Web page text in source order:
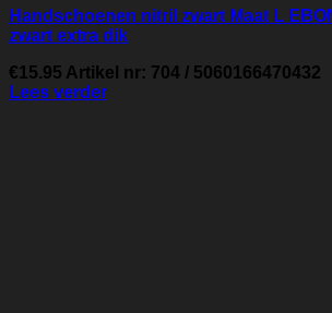
Handschoenen nitril zwart Maat L
zwart extra dik
€15.95 Artikel nr: 704 / 5060166470432
Lees verder